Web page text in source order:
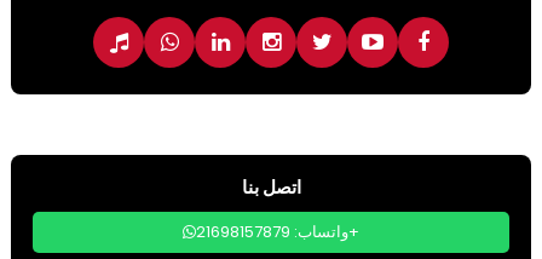
اتصل بنا
واتساب: 21698157879+